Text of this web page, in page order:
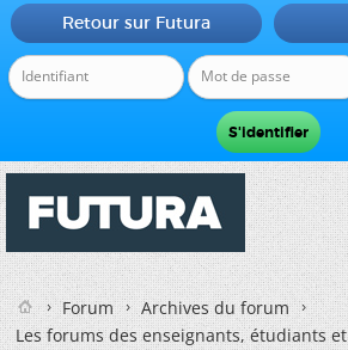
Retour sur Futura
Forum
Archives du forum
Les forums des enseignants, étudiants